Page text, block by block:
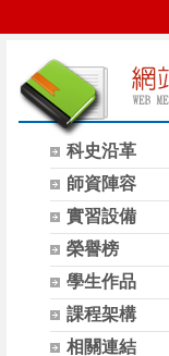
科史沿革
師資陣容
實習設備
榮譽榜
學生作品
課程架構
相關連結